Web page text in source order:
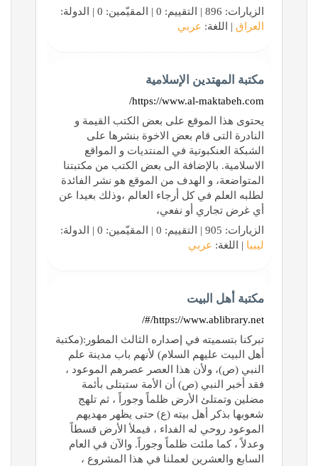
الزيارات: 896 | التقييم: 0 | المقيّمين: 0 | الدولة:
العراق | اللغة: عربي
مكتبة المهتدين الإسلامية
https://www.al-maktabeh.com/
يحتوى هذا الموقع على بعض الكتب القيمة و
النادرة التى قام بعض الاخوة بنشرها على
الشبكة العنكبوتية في المنتديات و المواقع
الاسلامية. بالإضافة الى بعض الكتب من مكتبتنا
المتواضعة، و الهدف من الموقع هو نشر الفائدة
لطلبه العلم في كل أرجاء العالم ،وذلك بعيدا عن
أي غرض تجاري أو نفعي،
الزيارات: 905 | التقييم: 0 | المقيّمين: 0 | الدولة:
ليبيا | اللغة: عربي
مكتبة أهل البيت
https://www.ablibrary.net/#/
تبركنا بتسميته في إصداره الثالث المطور:(مكتبة
أهل البيت عليهم السلام) لأنهم باب مدينة علم
النبي (ص)، ولأن هذا العصر عصرهم الموعود ،
فقد أخبر النبي (ص) أن الأمة ستبتلى بأئمة
مضلين وتمتلئ الأرض ظلماً وجوراً ، ثم تلهج
شعوبها بذكر أهل بيته (ع) حتى يظهر مهديهم
الموعود روحي له الفداء ، فيملأ الأرض قسطاً
وعدلاً ، كما ملئت ظلماً وجوراً. والآن في العام
السابع والعشرين لعملنا في هذا المشروع ،